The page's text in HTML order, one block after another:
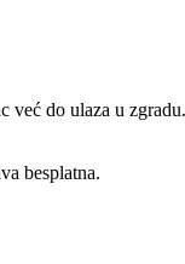
već do ulaza u
besplatna.